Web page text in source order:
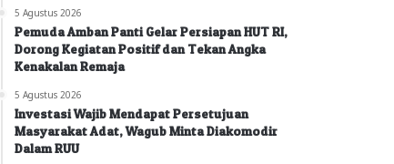
5 Agustus 2026
Pemuda Amban Panti Gelar Persiapan HUT RI,
Dorong Kegiatan Positif dan Tekan Angka
Kenakalan Remaja
5 Agustus 2026
Investasi Wajib Mendapat Persetujuan
Masyarakat Adat, Wagub Minta Diakomodir
Dalam RUU